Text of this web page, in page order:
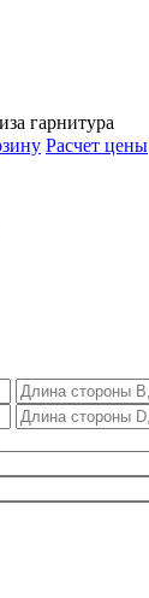
гарнитура
Расчет цены